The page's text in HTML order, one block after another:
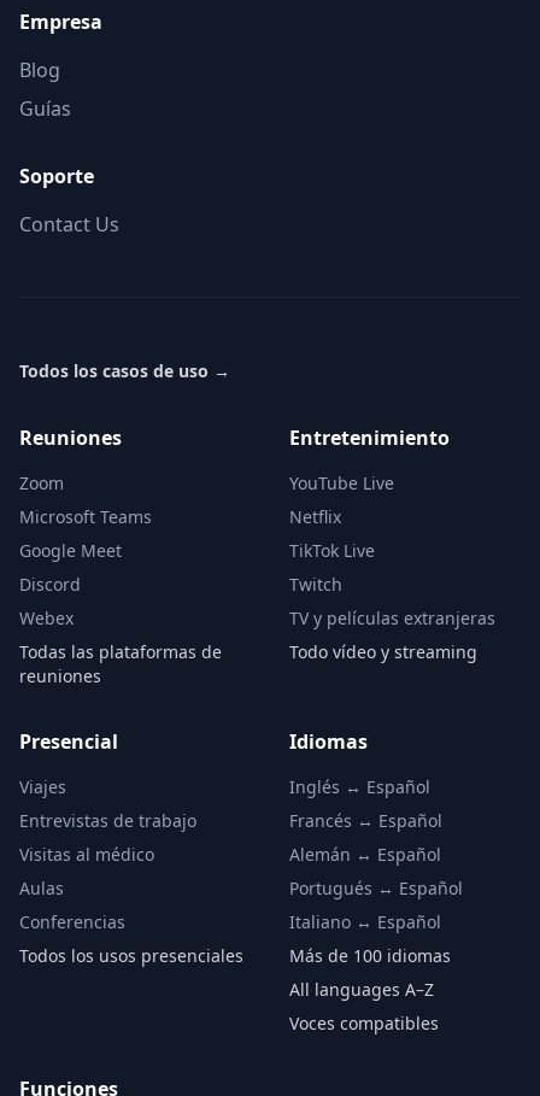
Empresa
Blog
Guías
Soporte
Contact Us
Todos los casos de uso →
Reuniones
Zoom
Microsoft Teams
Google Meet
Discord
Webex
Todas las plataformas de
reuniones
Entretenimiento
YouTube Live
Netflix
TikTok Live
Twitch
TV y películas extranjeras
Todo vídeo y streaming
Presencial
Viajes
Entrevistas de trabajo
Visitas al médico
Aulas
Conferencias
Todos los usos presenciales
Idiomas
Inglés ↔ Español
Francés ↔ Español
Alemán ↔ Español
Portugués ↔ Español
Italiano ↔ Español
Más de 100 idiomas
All languages A–Z
Voces compatibles
Funciones